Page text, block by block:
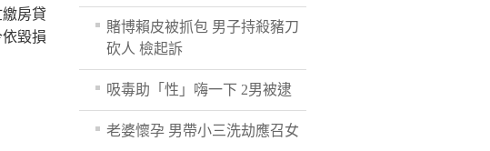
房貸
毀損
賭博賴皮被抓包 男子持殺豬刀
砍人 檢起訴
吸毒助「性」嗨一下 2男被逮
老婆懷孕 男帶小三洗劫應召女